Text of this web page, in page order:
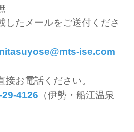
たメールをご送付くださ
ise.com
お電話ください。
29-4126 （伊勢・船江温泉